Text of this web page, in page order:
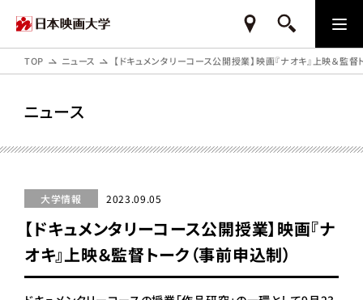
TOP ニュース 【ドキュメンタリーコース公開授業】映画『ナオキ』上映＆監督
ニュース
大学情報 2023.09.05
【ドキュメンタリーコース公開授業】映画『ナ
オキ』上映＆監督トーク（事前申込制）